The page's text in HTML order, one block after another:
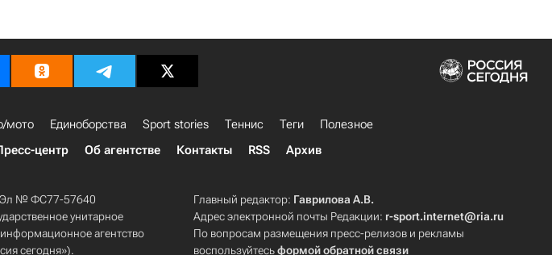
мото Единоборства Sport stories Теннис Теги
Полезное
центр Об агентстве Контакты RSS Архив
Эл № ФС77-57640
унитарное
агентство
сегодня»).
Главный редактор: Гаврилова А.В.
Адрес электронной почты Редакции: r-sport.internet@ria.ru
По вопросам размещения пресс-релизов и рекламы
воспользуйтесьформой обратной связи